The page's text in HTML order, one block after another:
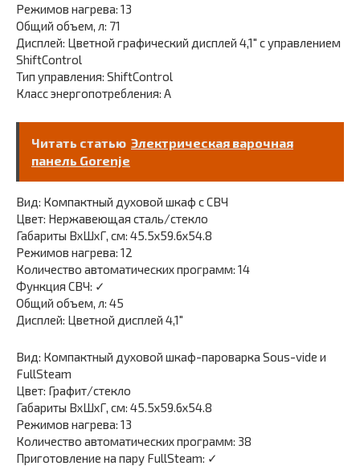
Режимов нагрева: 13
Общий объем, л: 71
Дисплей: Цветной графический дисплей 4,1″ с управлением
ShiftControl
Тип управления: ShiftControl
Класс энергопотребления: А
Читать статью Электрическая варочная
панель Gorenje
Вид: Компактный духовой шкаф с СВЧ
Цвет: Нержавеющая сталь/стекло
Габариты ВхШхГ, см: 45.5х59.6х54.8
Режимов нагрева: 12
Количество автоматических программ: 14
Функция СВЧ: ✓
Общий объем, л: 45
Дисплей: Цветной дисплей 4,1″
Вид: Компактный духовой шкаф-пароварка Sous-vide и
FullSteam
Цвет: Графит/стекло
Габариты ВхШхГ, см: 45.5х59.6х54.8
Режимов нагрева: 13
Количество автоматических программ: 38
Приготовление на пару FullSteam: ✓